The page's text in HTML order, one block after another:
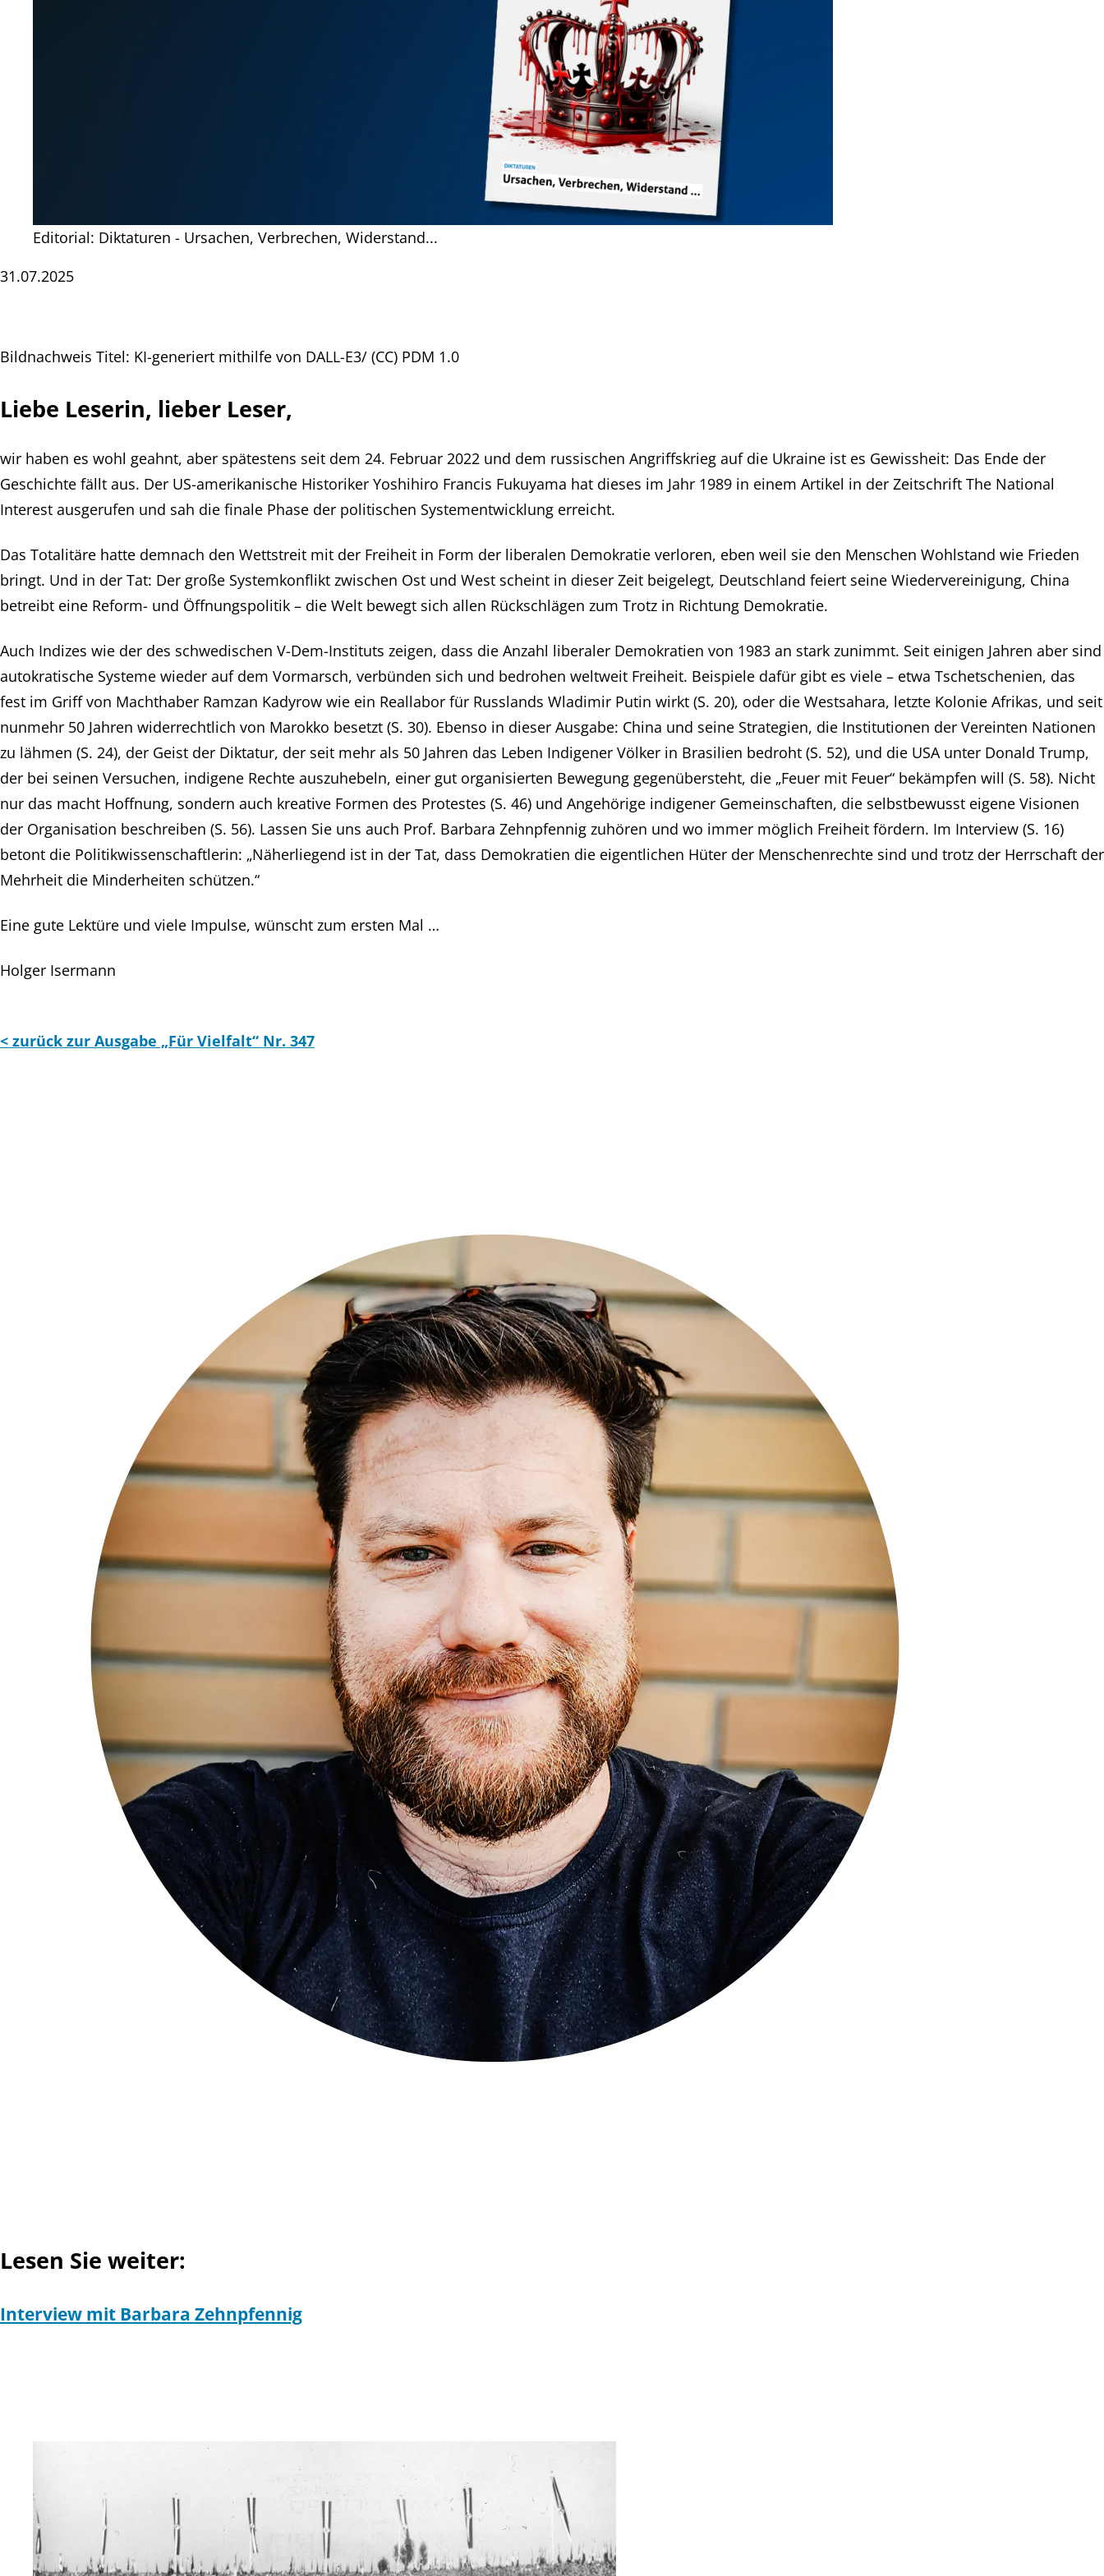
Editorial: Diktaturen - Ursachen, Verbrechen, Widerstand...
31.07.2025
Bildnachweis Titel: KI-generiert mithilfe von DALL-E3/ (CC) PDM 1.0
Liebe Leserin, lieber Leser,
wir haben es wohl geahnt, aber spätestens seit dem 24. Februar 2022 und dem russischen Angriffskrieg auf die Ukraine ist es Gewissheit: Das Ende der
Geschichte fällt aus. Der US-amerikanische Historiker Yoshihiro Francis Fukuyama hat dieses im Jahr 1989 in einem Artikel in der Zeitschrift The National
Interest ausgerufen und sah die finale Phase der politischen Systementwicklung erreicht.
Das Totalitäre hatte demnach den Wettstreit mit der Freiheit in Form der liberalen Demokratie verloren, eben weil sie den Menschen Wohlstand wie Frieden
bringt. Und in der Tat: Der große Systemkonflikt zwischen Ost und West scheint in dieser Zeit beigelegt, Deutschland feiert seine Wiedervereinigung, China
betreibt eine Reform- und Öffnungspolitik – die Welt bewegt sich allen Rückschlägen zum Trotz in Richtung Demokratie.
Auch Indizes wie der des schwedischen V-Dem-Instituts zeigen, dass die Anzahl liberaler Demokratien von 1983 an stark zunimmt. Seit einigen Jahren aber sind
autokratische Systeme wieder auf dem Vormarsch, verbünden sich und bedrohen weltweit Freiheit. Beispiele dafür gibt es viele – etwa Tschetschenien, das
fest im Griff von Machthaber Ramzan Kadyrow wie ein Reallabor für Russlands Wladimir Putin wirkt (S. 20), oder die Westsahara, letzte Kolonie Afrikas, und seit
nunmehr 50 Jahren widerrechtlich von Marokko besetzt (S. 30). Ebenso in dieser Ausgabe: China und seine Strategien, die Institutionen der Vereinten Nationen
zu lähmen (S. 24), der Geist der Diktatur, der seit mehr als 50 Jahren das Leben Indigener Völker in Brasilien bedroht (S. 52), und die USA unter Donald Trump,
der bei seinen Versuchen, indigene Rechte auszuhebeln, einer gut organisierten Bewegung gegenübersteht, die „Feuer mit Feuer“ bekämpfen will (S. 58). Nicht
nur das macht Hoffnung, sondern auch kreative Formen des Protestes (S. 46) und Angehörige indigener Gemeinschaften, die selbstbewusst eigene Visionen
der Organisation beschreiben (S. 56). Lassen Sie uns auch Prof. Barbara Zehnpfennig zuhören und wo immer möglich Freiheit fördern. Im Interview (S. 16)
betont die Politikwissenschaftlerin: „Näherliegend ist in der Tat, dass Demokratien die eigentlichen Hüter der Menschenrechte sind und trotz der Herrschaft der
Mehrheit die Minderheiten schützen.“
Eine gute Lektüre und viele Impulse, wünscht zum ersten Mal …
Holger Isermann
< zurück zur Ausgabe „Für Vielfalt“ Nr. 347
Lesen Sie weiter:
Interview mit Barbara Zehnpfennig